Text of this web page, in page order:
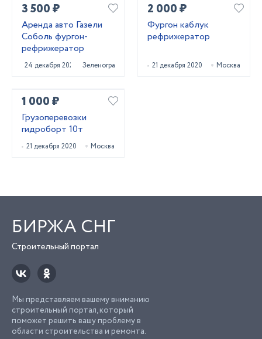
3 500 ₽
Аренда авто Газели
Соболь фургон-
рефрижератор
24 декабря 2020 Зеленоград
2 000 ₽
Фургон каблук
рефрижератор
21 декабря 2020 Москва
1 000 ₽
Грузоперевозки
гидроборт 10т
21 декабря 2020 Москва
БИРЖА СНГ
Строительный портал
Мы представляем вашему вниманию
строительный портал, который
поможет решить вашу проблему в
области строительства и ремонта.